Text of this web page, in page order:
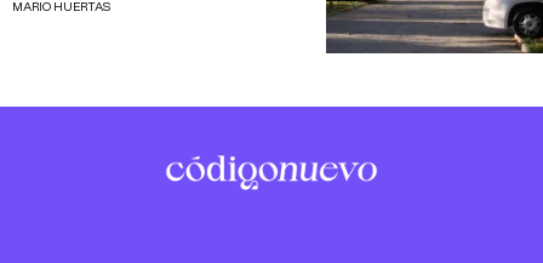
MARIO HUERTAS